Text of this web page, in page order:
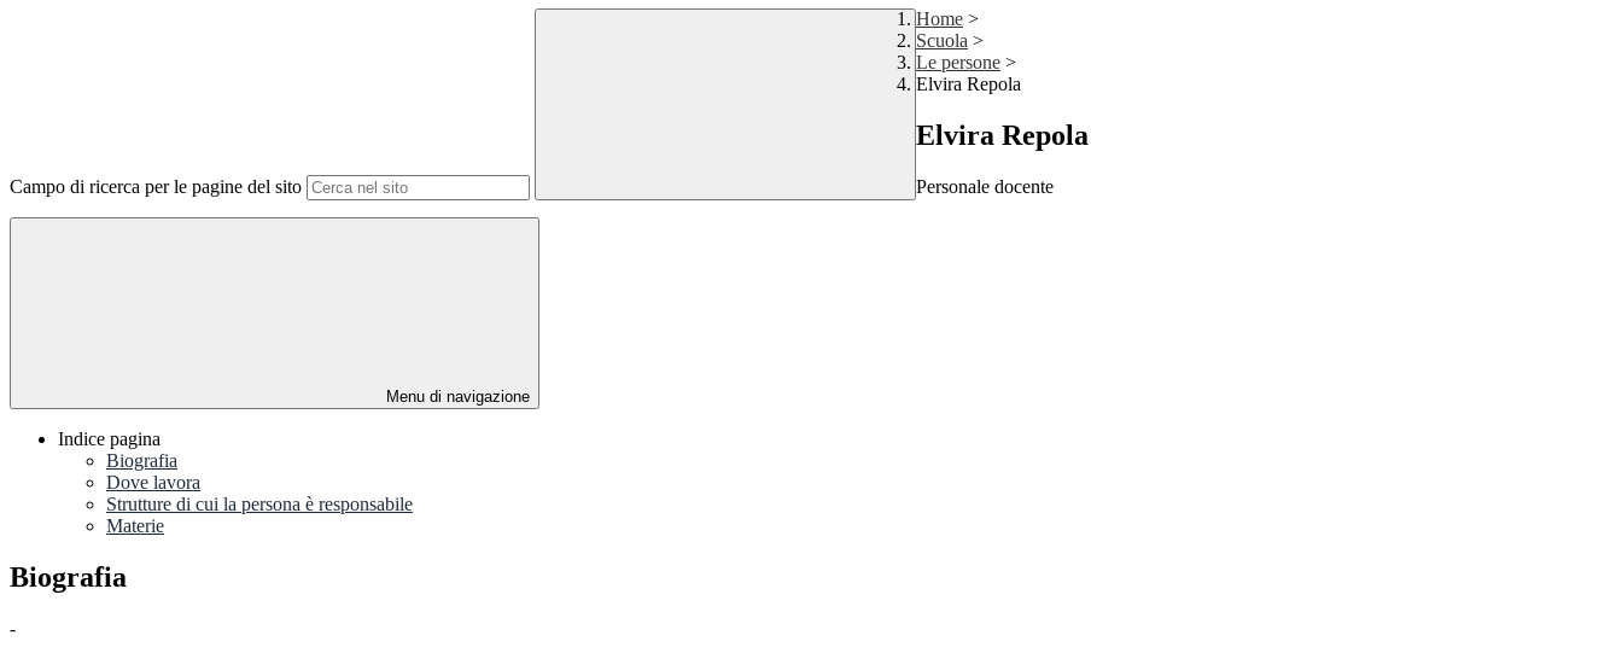
Campo di ricerca per le pagine del sito
Home >
Scuola >
Le persone >
Elvira Repola
Elvira Repola
Personale docente
Menu di navigazione
Indice pagina
Biografia
Dove lavora
Strutture di cui la persona è responsabile
Materie
Biografia
-